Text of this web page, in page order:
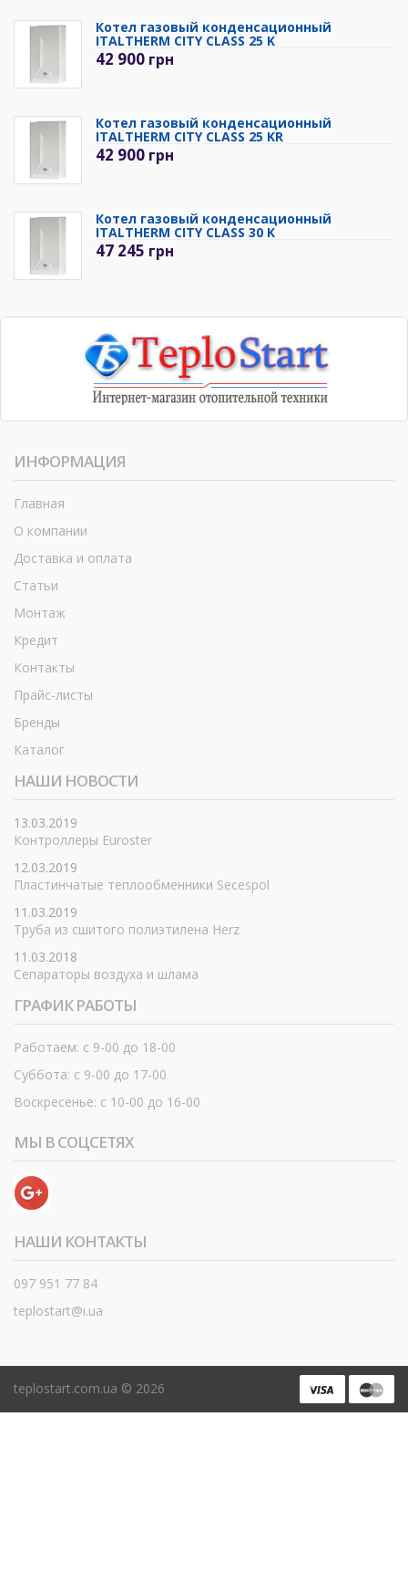
Котел газовый конденсационный
ITALTHERM CITY CLASS 25 K
42 900 грн
Котел газовый конденсационный
ITALTHERM CITY CLASS 25 KR
42 900 грн
Котел газовый конденсационный
ITALTHERM CITY CLASS 30 K
47 245 грн
ИНФОРМАЦИЯ
Главная
О компании
Доставка и оплата
Статьи
Монтаж
Кредит
Контакты
Прайс-листы
Бренды
Каталог
НАШИ НОВОСТИ
13.03.2019
Контроллеры Euroster
12.03.2019
Пластинчатые теплообменники Secespol
11.03.2019
Труба из сшитого полиэтилена Herz
11.03.2018
Сепараторы воздуха и шлама
ГРАФИК РАБОТЫ
Работаем: с 9-00 до 18-00
Суббота: с 9-00 до 17-00
Воскресенье: с 10-00 до 16-00
МЫ В СОЦСЕТЯХ
НАШИ КОНТАКТЫ
097 951 77 84
teplostart@i.ua
teplostart.com.ua © 2026